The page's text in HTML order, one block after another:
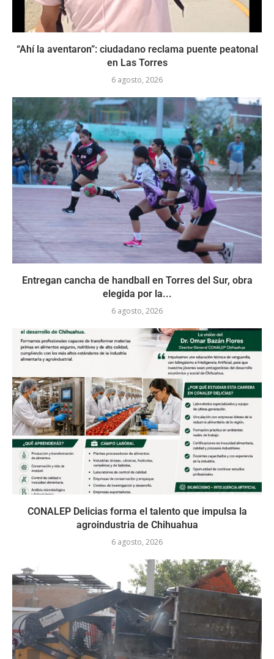
“Ahí la aventaron”: ciudadano reclama puente peatonal
en Las Torres
6 agosto, 2026
Entregan cancha de handball en Torres del Sur, obra
elegida por la...
6 agosto, 2026
CONALEP Delicias forma el talento que impulsa la
agroindustria de Chihuahua
6 agosto, 2026